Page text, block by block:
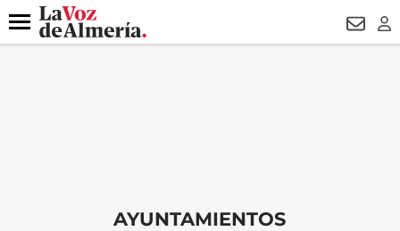
DESTACADO CONDENADOS
Menú
AYUNTAMIENTOS